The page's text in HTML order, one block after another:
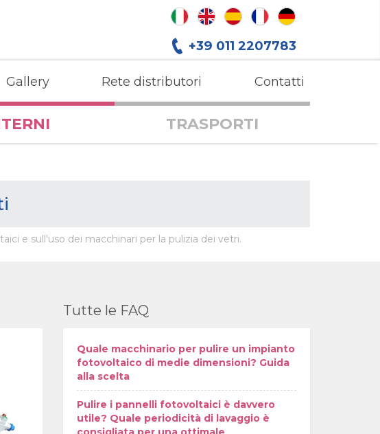
+39 011 2207783
Gallery Rete distributori Contatti
TRASPORTI
e sull'uso dei macchinari per la pulizia dei vetri.
Tutte le FAQ
Quale macchinario per pulire un impianto
fotovoltaico di medie dimensioni? Guida
alla scelta
Pulire i pannelli fotovoltaici è davvero
utile? Quale periodicità di lavaggio è